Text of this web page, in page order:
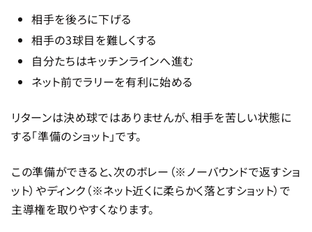
相手を後ろに下げる
相手の3球目を難しくする
自分たちはキッチンラインへ進む
ネット前でラリーを有利に始める
リターンは決め球ではありませんが、相手を苦しい状態に
する「準備のショット」です。
この準備ができると、次のボレー（※ノーバウンドで返すショ
ット）やディンク（※ネット近くに柔らかく落とすショット）で
主導権を取りやすくなります。